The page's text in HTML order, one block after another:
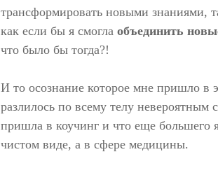
трансформировать новыми знаниями,
как если бы я смогла объединить
что было бы тогда?!
И то осознание которое мне пришло в
разлилось по всему телу невероятным
пришла в коучинг и что еще большего
чистом виде, а в сфере медицины.